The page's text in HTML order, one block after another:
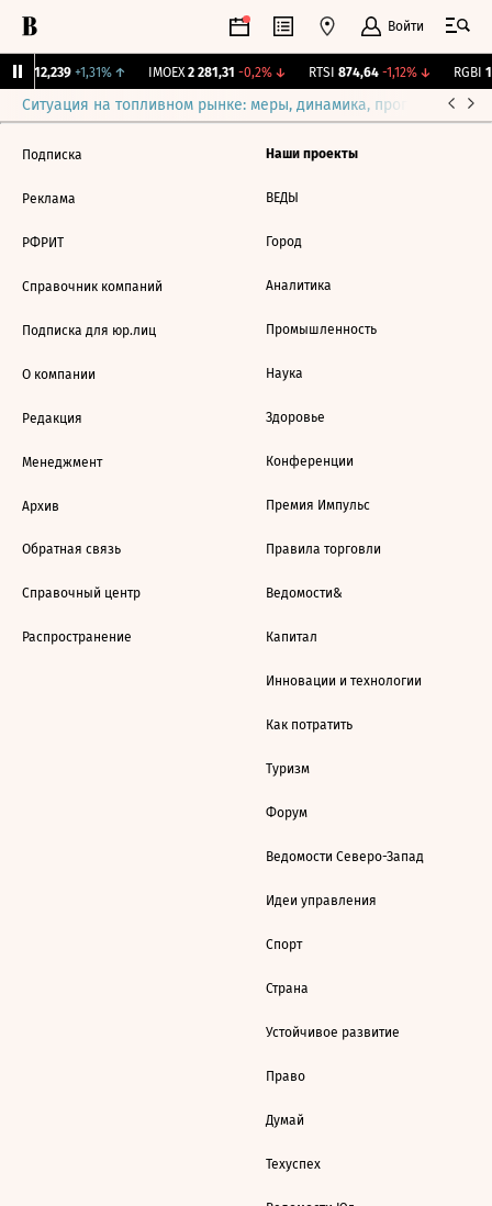
Войти
12,239 +1,31%↑ IMOEX 2 281,31 -0,2%↓ RTSI 874,64 -1,12%↓ RGBI
Ситуация на топливном рынке: меры, динамика, прогнозы
Подписка
Реклама
РФРИТ
Справочник компаний
Подписка для юр.лиц
О компании
Редакция
Менеджмент
Архив
Обратная связь
Справочный центр
Распространение
Наши проекты
ВЕДЫ
Город
Аналитика
Промышленность
Наука
Здоровье
Конференции
Премия Импульс
Правила торговли
Ведомости&
Капитал
Инновации и технологии
Как потратить
Туризм
Форум
Ведомости Северо-Запад
Идеи управления
Спорт
Страна
Устойчивое развитие
Право
Думай
Техуспех